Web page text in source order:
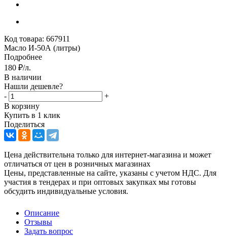
Код товара: 667911
Масло И-50А (литры)
Подробнее
180 ₽/л.
В наличии
Нашли дешевле?
-
+
В корзину
Купить в 1 клик
Поделиться
Цена действительна только для интернет-магазина и может
отличаться от цен в розничных магазинах
Цены, представленные на сайте, указаны с учетом НДС. Для
участия в тендерах и при оптовых закупках мы готовы
обсудить индивидуальные условия.
Описание
Отзывы
Задать вопрос